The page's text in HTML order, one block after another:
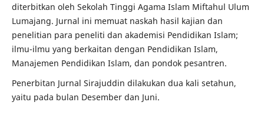
diterbitkan oleh Sekolah Tinggi Agama Islam Miftahul Ulum
Lumajang. Jurnal ini memuat naskah hasil kajian dan
penelitian para peneliti dan akademisi Pendidikan Islam;
ilmu-ilmu yang berkaitan dengan Pendidikan Islam,
Manajemen Pendidikan Islam, dan pondok pesantren.
Penerbitan Jurnal Sirajuddin dilakukan dua kali setahun,
yaitu pada bulan Desember dan Juni.